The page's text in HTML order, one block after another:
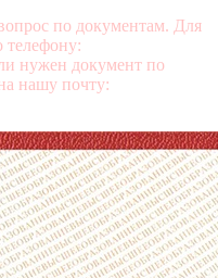
по документам. Для
телефону:
нужен документ по
нашу почту: